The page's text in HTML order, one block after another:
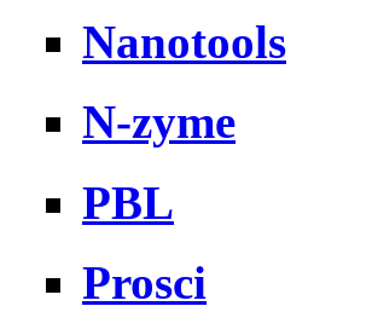
Nanotools
N-zyme
PBL
Prosci